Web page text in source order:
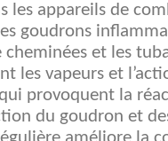
les appareils de
goudrons
et les
les vapeurs et
provoquent la
du goudron et